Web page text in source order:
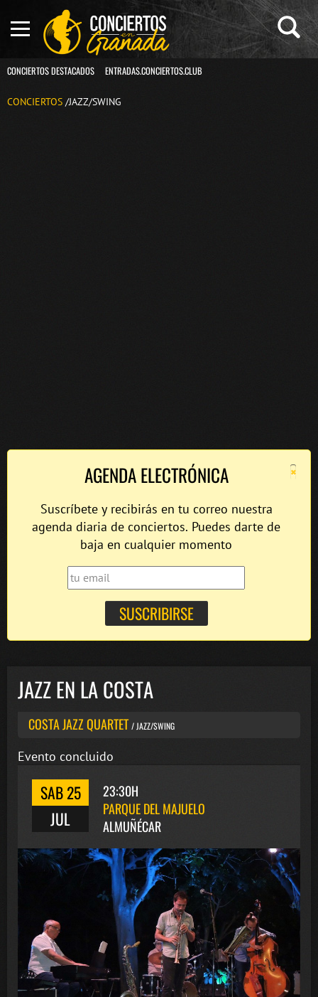
CONCIERTOS DESTACADOS ENTRADAS.CONCIERTOS.CLUB
CONCIERTOS /JAZZ/SWING
×
AGENDA ELECTRÓNICA
Suscríbete y recibirás en tu correo nuestra
agenda diaria de conciertos. Puedes darte de
baja en cualquier momento
JAZZ EN LA COSTA
COSTA JAZZ QUARTET / JAZZ/SWING
Evento concluido
SAB 25
JUL
23:30H
PARQUE DEL MAJUELO
ALMUÑÉCAR